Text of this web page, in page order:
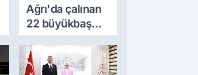
Ağrı'da çalınan
22 büyükbaş
hayvandan 15’i
Doğubayazıt’ta
bulundu